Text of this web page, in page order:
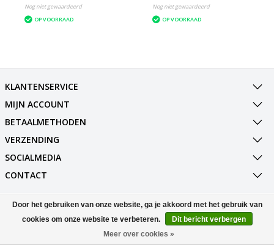
Nog niet gewaardeerd
OP VOORRAAD
Nog niet gewaardeerd
OP VOORRAAD
KLANTENSERVICE
MIJN ACCOUNT
BETAALMETHODEN
VERZENDING
SOCIALMEDIA
CONTACT
© Copyright 2026 Best Deals Online BV Powered byLightspeed
All rights reserved byInStijl Media
Door het gebruiken van onze website, ga je akkoord met het gebruik van
cookies om onze website te verbeteren.
Dit bericht verbergen
Meer over cookies »